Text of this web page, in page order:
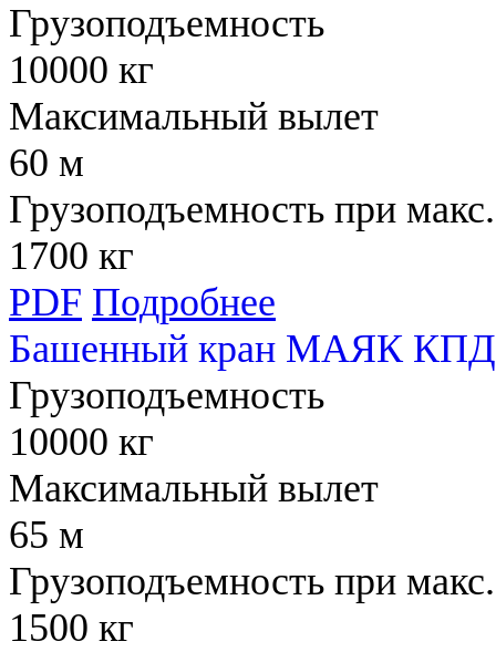
Грузоподъемность
10000 кг
Максимальный вылет
60 м
Грузоподъемность при
1700 кг
PDF Подробнее
Башенный кран МАЯК КПД
Грузоподъемность
10000 кг
Максимальный вылет
65 м
Грузоподъемность при
1500 кг